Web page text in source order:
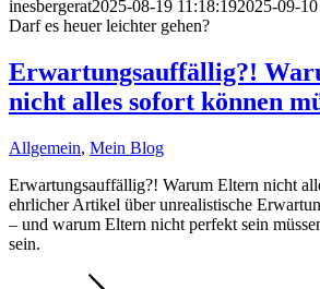
inesbergerat2025-08-19 11:18:192025-09-
Darf es heuer leichter gehen?
Erwartungsauffällig?!
nicht alles sofort können
Allgemein, Mein Blog
Erwartungsauffällig?! Warum Eltern nicht
ehrlicher Artikel über unrealistische
– und warum Eltern nicht perfekt sein
sein.